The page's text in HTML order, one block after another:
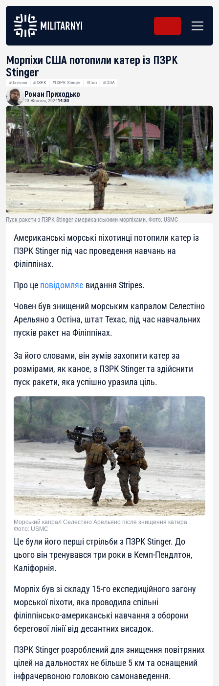
Морпіхи США потопили катер із ПЗРК
Stinger
#Океанія #ПЗРК #ПЗРК Stinger #Світ #США
Роман Приходько
23 Жовтня, 202414:30
Пуск ракети з ПЗРК Stinger американськими морпіхами. Фото: USMC
Американські морські піхотинці потопили катер із
ПЗРК Stinger під час проведення навчань на
Філіппінах.
Про це повідомляє видання Stripes.
Човен був знищений морським капралом Селестіно
Арельяно з Остіна, штат Техас, під час навчальних
пусків ракет на Філіппінах.
За його словами, він зумів захопити катер за
розмірами, як каное, з ПЗРК Stinger та здійснити
пуск ракети, яка успішно уразила ціль.
Морський капрал Селестіно Арельяно після знищення катера.
Фото: USMC
Це були його перші стрільби з ПЗРК Stinger. До
цього він тренувався три роки в Кемп-Пендлтон,
Каліфорнія.
Морпіх був зі складу 15-го експедиційного загону
морської піхоти, яка проводила спільні
філіппінсько-американські навчання з оборони
берегової лінії від десантних висадок.
ПЗРК Stinger розроблений для знищення повітряних
цілей на дальностях не більше 5 км та оснащений
інфрачервоною головкою самонаведення.